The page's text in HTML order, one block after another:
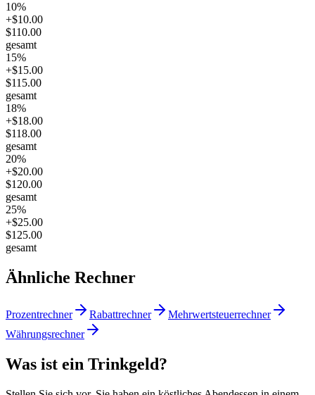
10%
+$10.00
$110.00
gesamt
15%
+$15.00
$115.00
gesamt
18%
+$18.00
$118.00
gesamt
20%
+$20.00
$120.00
gesamt
25%
+$25.00
$125.00
gesamt
Ähnliche Rechner
Prozentrechner Rabattrechner
Mehrwertsteuerrechner
Währungsrechner
Was ist ein Trinkgeld?